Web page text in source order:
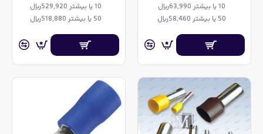
10 یا بیشتر 63,990ریال
50 یا بیشتر 58,460ریال
10 یا بیشتر 529,920ریال
50 یا بیشتر 518,880ریال